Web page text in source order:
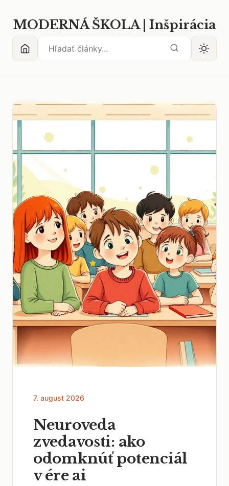
MODERNÁ ŠKOLA | Inšpirácia
7. august 2026
Neuroveda
zvedavosti: ako
odomknúť potenciál
v ére ai